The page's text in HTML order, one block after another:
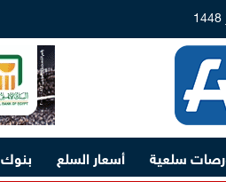
سلعية أسعار السلع بنوك